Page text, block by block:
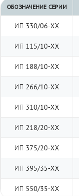
ОБОЗНАЧЕНИЕ СЕРИИ
ИП 330/06-ХХ
ИП 115/10-ХХ
ИП 188/10-ХХ
ИП 266/10-ХХ
ИП 310/10-ХХ
ИП 218/20-ХХ
ИП 375/20-ХХ
ИП 395/35-ХХ
ИП 550/35-ХХ